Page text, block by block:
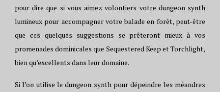
pour dire que si vous aimez volontiers votre dungeon synth
lumineux pour accompagner votre balade en forêt, peut-être
que ces quelques suggestions se prêteront mieux à vos
promenades dominicales que Sequestered Keep et Torchlight,
bien qu’excellents dans leur domaine.
Si l’on utilise le dungeon synth pour dépeindre les méandres